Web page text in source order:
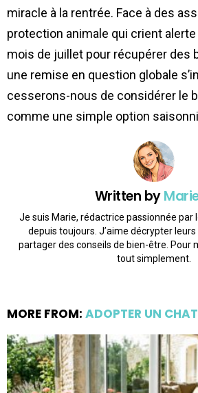
miracle à la rentrée. Face à des
protection animale qui crient
mois de juillet pour récupérer des
une remise en question globale
cesserons-nous de considérer le
comme une simple option
Written by
Je suis Marie, rédactrice passionnée par
depuis toujours. J’aime décrypter
partager des conseils de bien-être. Pour
tout simplement.
MORE FROM: ADOPTER UN CHAT